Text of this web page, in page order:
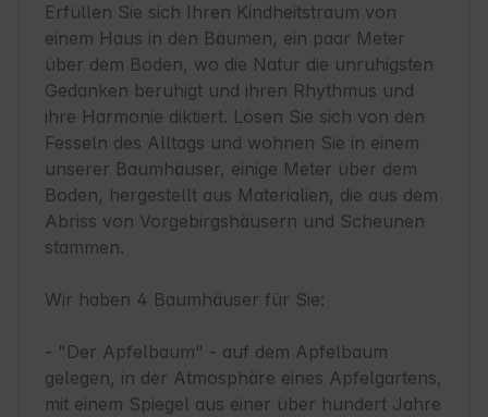
Erfüllen Sie sich Ihren Kindheitstraum von
einem Haus in den Bäumen, ein paar Meter
über dem Boden, wo die Natur die unruhigsten
Gedanken beruhigt und ihren Rhythmus und
ihre Harmonie diktiert. Lösen Sie sich von den
Fesseln des Alltags und wohnen Sie in einem
unserer Baumhäuser, einige Meter über dem
Boden, hergestellt aus Materialien, die aus dem
Abriss von Vorgebirgshäusern und Scheunen
stammen.
Wir haben 4 Baumhäuser für Sie:
- "Der Apfelbaum" - auf dem Apfelbaum
gelegen, in der Atmosphäre eines Apfelgartens,
mit einem Spiegel aus einer über hundert Jahre